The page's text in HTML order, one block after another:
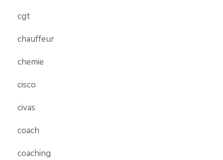
cgt
chauffeur
chemie
cisco
civas
coach
coaching